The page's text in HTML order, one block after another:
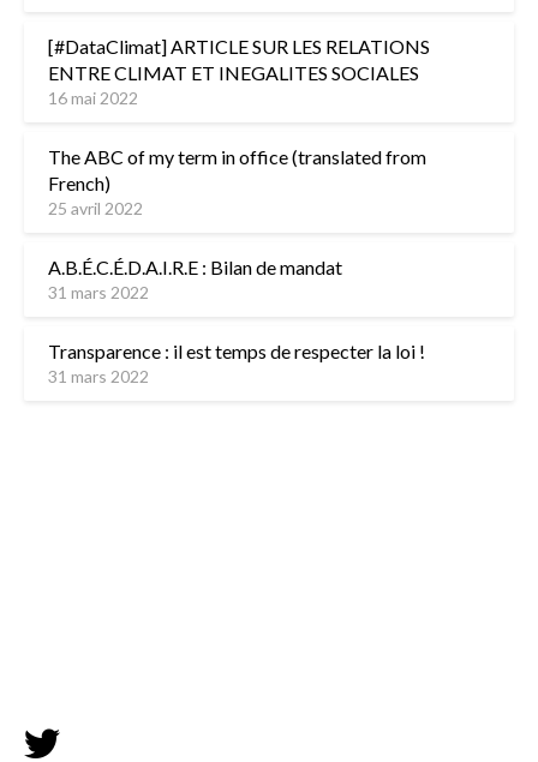
[#DataClimat] ARTICLE SUR LES RELATIONS
ENTRE CLIMAT ET INEGALITES SOCIALES
16 mai 2022
The ABC of my term in office (translated from
French)
25 avril 2022
A.B.É.C.É.D.A.I.R.E : Bilan de mandat
31 mars 2022
Transparence : il est temps de respecter la loi !
31 mars 2022